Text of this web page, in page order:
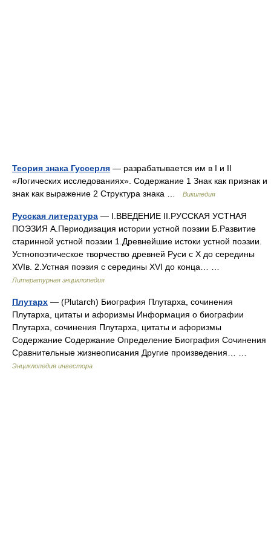
Теория знака Гуссерля — разрабатывается им в I и II
«Логических исследованиях». Содержание 1 Знак как признак и
знак как выражение 2 Структура знака …
Википедия
Русская литература — I.ВВЕДЕНИЕ II.РУССКАЯ УСТНАЯ
ПОЭЗИЯ А.Периодизация истории устной поэзии Б.Развитие
старинной устной поэзии 1.Древнейшие истоки устной поэзии.
Устнопоэтическое творчество древней Руси с X до середины
XVIв. 2.Устная поэзия с середины XVI до конца… …
Литературная энциклопедия
Плутарх — (Plutarch) Биография Плутарха, сочинения
Плутарха, цитаты и афоризмы Информация о биографии
Плутарха, сочинения Плутарха, цитаты и афоризмы
Содержание Содержание Определение Биография Сочинения
Сравнительные жизнеописания Другие произведения… …
Энциклопедия инвестора